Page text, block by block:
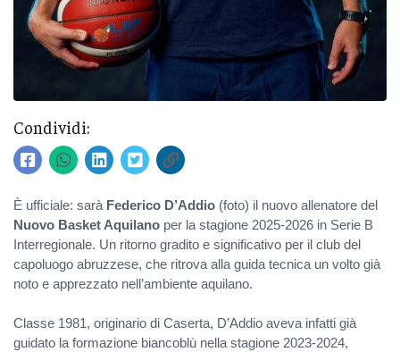
Condividi:
È ufficiale: sarà Federico D’Addio (foto) il nuovo allenatore del
Nuovo Basket Aquilano per la stagione 2025-2026 in Serie B
Interregionale. Un ritorno gradito e significativo per il club del
capoluogo abruzzese, che ritrova alla guida tecnica un volto già
noto e apprezzato nell’ambiente aquilano.
Classe 1981, originario di Caserta, D’Addio aveva infatti già
guidato la formazione biancoblù nella stagione 2023-2024,